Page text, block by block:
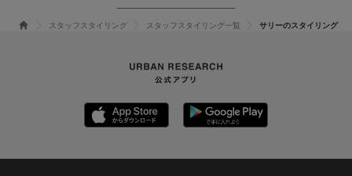
スタッフスタイリング スタッフスタイリング一覧 サリーのスタイリング